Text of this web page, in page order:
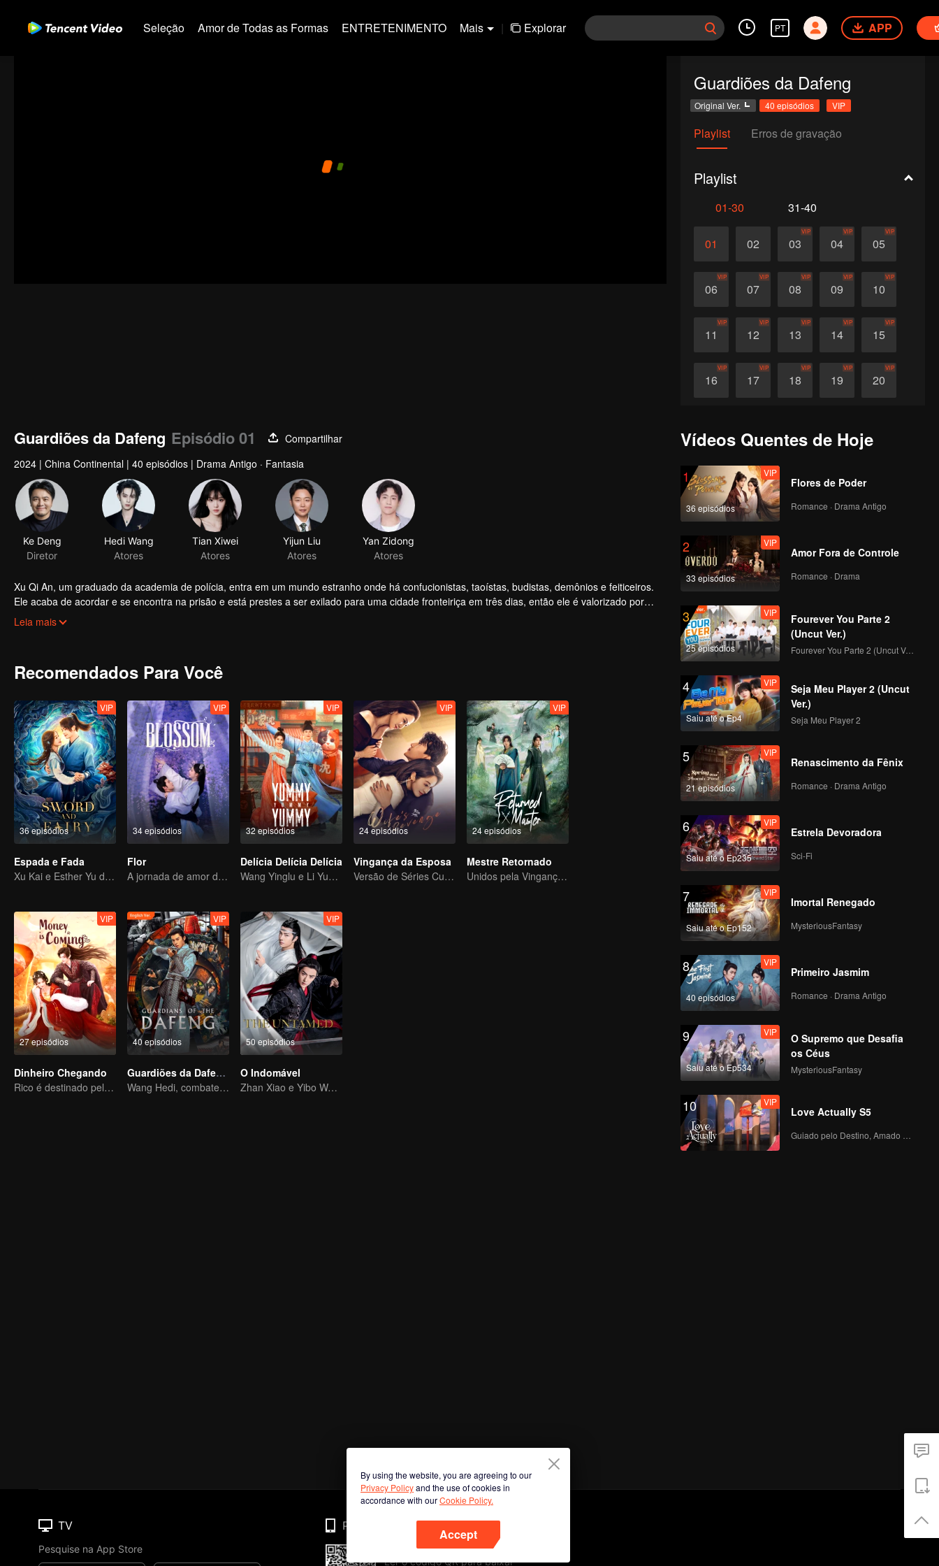
Seleção Amor de Todas as Formas ENTRETENIMENTO Mais | Explorar PT APP
Guardiões da Dafeng
Original Ver. 40 episódios VIP
Playlist Erros de gravação
Playlist
01-30 31-40
01 02 03
VIP
04
VIP
05
VIP
06
VIP
07
VIP
08
VIP
09
VIP
10
VIP
11
VIP
12
VIP
13
VIP
14
VIP
15
VIP
16
VIP
17
VIP
18
VIP
19
VIP
20
VIP
26 27
Guardiões da Dafeng Episódio 01
Compartilhar
2024 | China Continental | 40 episódios | Drama Antigo · Fantasia
Ke Deng
Diretor
Hedi Wang
Atores
Tian Xiwei
Atores
Yijun Liu
Atores
Yan Zidong
Atores
Xu Qi An, um graduado da academia de polícia, entra em um mundo estranho onde há confucionistas, taoístas, budistas, demônios e feiticeiros.
Ele acaba de acordar e se encontra na prisão e está prestes a ser exilado para uma cidade fronteiriça em três dias, então ele é valorizado por
uma organização de guardiões para mudar seu destino e, assim, se torna um Guardião.
Leia mais
Recomendados Para Você
36 episódios
VIP
Espada e Fada
Xu Kai e Esther Yu descobrem a conspiração juntos
34 episódios
VIP
Flor
A jornada de amor de Meng Ziyi e Li Yunrui
32 episódios
VIP
Delícia Delícia Delícia
Wang Yinglu e Li Yunrui transportados ao passado para abrir um restaurante
24 episódios
VIP
Vingança da Esposa
Versão de Séries Curtas “A Tentação de voltar para casa”
24 episódios
VIP
Mestre Retornado
Unidos pela Vingança, Entrelaçados pelo Destino
27 episódios
VIP
Dinheiro Chegando
Rico é destinado pelo céu, tenho a sorte de conhecê-lo
40 episódios
VIP
Guardiões da Dafeng(English Ver.)
Wang Hedi, combatendo o crime e resolvendo casos extraordinários
50 episódios
VIP
O Indomável
Zhan Xiao e Yibo Wang, como protagonistas, lideram o elenco dos atores bonitos
Vídeos Quentes de Hoje
1
36 episódios
VIP
Flores de Poder
Romance · Drama Antigo
2
33 episódios
VIP
Amor Fora de Controle
Romance · Drama
3
25 episódios
VIP
Fourever You Parte 2
(Uncut Ver.)
Fourever You Parte 2 (Uncut Ver.)
4
Saiu até o Ep4
VIP
Seja Meu Player 2 (Uncut
Ver.)
Seja Meu Player 2
5
21 episódios
VIP
Renascimento da Fênix
Romance · Drama Antigo
6
Saiu até o Ep235
VIP
Estrela Devoradora
Sci-Fi
7
Saiu até o Ep152
VIP
Imortal Renegado
MysteriousFantasy
8
40 episódios
VIP
Primeiro Jasmim
Romance · Drama Antigo
9
Saiu até o Ep534
VIP
O Supremo que Desafia
os Céus
MysteriousFantasy
10 VIP
Love Actually S5
By using the website, you are agreeing to our
Privacy Policyand the use of cookies in
accordance with ourCookie Policy.
Accept
TV
Pesquise na App Store
Phone
Ler o código QR para baixar